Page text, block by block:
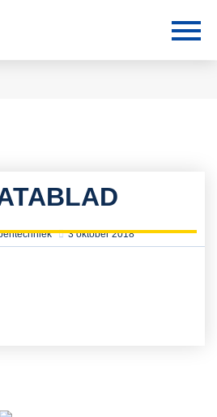
3 oktober 2018